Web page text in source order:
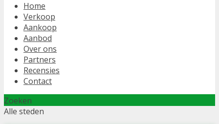
Home
Verkoop
Aankoop
Aanbod
Over ons
Partners
Recensies
Contact
Zoeken
Alle steden